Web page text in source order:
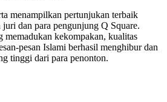
menampilkan pertunjukan terbaik
dan para pengunjung Q Square.
memadukan kekompakan, kualitas
pesan Islami berhasil menghibur dan
tinggi dari para penonton.